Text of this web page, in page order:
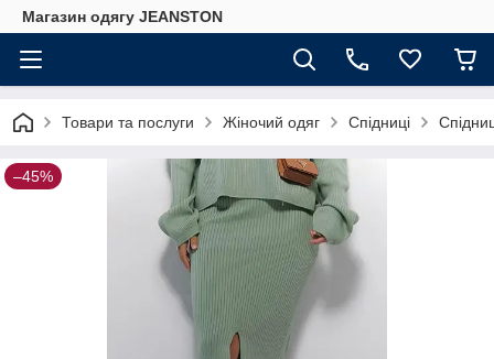
Магазин одягу JEANSTON
Товари та послуги Жіночий одяг Спідниці
–45%